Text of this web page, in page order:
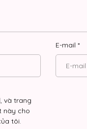
E-mail *
và trang
này cho
tôi.